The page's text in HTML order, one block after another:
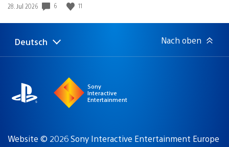
Veröffentlichungsdatum:
28. Jul 2026 6 11
Select
a
Aktuelle
Region:
Deutsch Nach oben
Sony
Interactive
Entertainment
Website © 2026 Sony Interactive Entertainment Europe